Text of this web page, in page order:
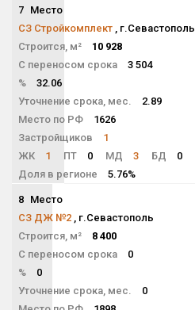
7 Место
СЗ Стройкомплект , г.Севастополь
Строится, м²
10 928
С переносом срока
3 504
%
32.06
Уточнение срока, мес.
2.89
Место по РФ
1626
Застройщиков
1
ЖК
1 ПТ 0 МД 3 БД 0
Доля в регионе
5.76%
8 Место
СЗ ДЖ №2 , г.Севастополь
Строится, м²
8 400
С переносом срока
0
%
0
Уточнение срока, мес.
0